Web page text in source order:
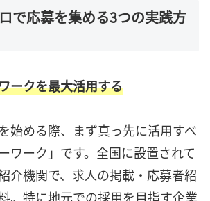
で応募を集める3つの実践方
ークを最大活用する
始める際、まず真っ先に活用すべ
ワーク」です。全国に設置されて
介機関で、求人の掲載・応募者紹
。特に地元での採用を目指す企業